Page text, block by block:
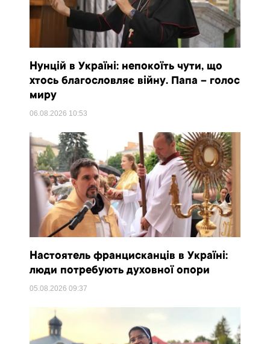
Нунцій в Україні: непокоїть чути, що
хтось благословляє війну. Папа – голос
миру
06.08.2026 10:53
Настоятель францисканців в Україні:
люди потребують духовної опори
05.08.202609:37